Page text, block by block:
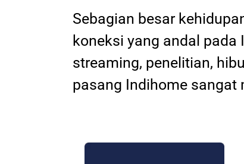
Sebagian besar
koneksi yang andal
streaming, penelitian,
pasang Indihome sangat